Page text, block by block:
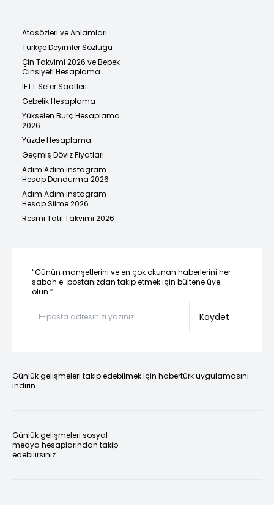
Atasözleri ve Anlamları
Türkçe Deyimler Sözlüğü
Çin Takvimi 2026 ve Bebek
Cinsiyeti Hesaplama
İETT Sefer Saatleri
Gebelik Hesaplama
Yükselen Burç Hesaplama
2026
Yüzde Hesaplama
Geçmiş Döviz Fiyatları
Adım Adım Instagram
Hesap Dondurma 2026
Adım Adım Instagram
Hesap Silme 2026
Resmi Tatil Takvimi 2026
“Günün manşetlerini ve en çok okunan haberlerini her
sabah e-postanızdan takip etmek için bültene üye
olun.”
Kaydet
Günlük gelişmeleri takip edebilmek için habertürk uygulamasını
indirin
Günlük gelişmeleri sosyal
medya hesaplarından takip
edebilirsiniz.